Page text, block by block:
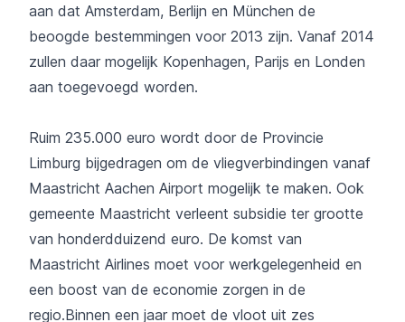
aan dat Amsterdam, Berlijn en München de
beoogde bestemmingen voor 2013 zijn. Vanaf 2014
zullen daar mogelijk Kopenhagen, Parijs en Londen
aan toegevoegd worden.
Ruim 235.000 euro wordt door de Provincie
Limburg bijgedragen om de vliegverbindingen vanaf
Maastricht Aachen Airport mogelijk te maken. Ook
gemeente Maastricht verleent subsidie ter grootte
van honderdduizend euro. De komst van
Maastricht Airlines moet voor werkgelegenheid en
een boost van de economie zorgen in de
regio.Binnen een jaar moet de vloot uit zes